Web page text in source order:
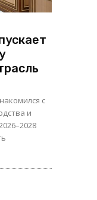
с
и